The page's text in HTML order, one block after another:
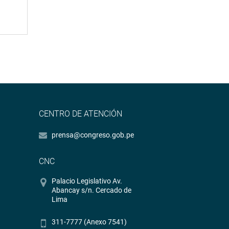
CENTRO DE ATENCIÓN
prensa@congreso.gob.pe
CNC
Palacio Legislativo Av.
Abancay s/n. Cercado de
Lima
311-7777 (Anexo 7541)